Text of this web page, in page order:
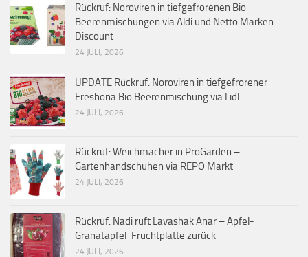
Rückruf: Noroviren in tiefgefrorenen Bio
Beerenmischungen via Aldi und Netto Marken
Discount
24 JULI, 2026
UPDATE Rückruf: Noroviren in tiefgefrorener
Freshona Bio Beerenmischung via Lidl
24 JULI, 2026
Rückruf: Weichmacher in ProGarden –
Gartenhandschuhen via REPO Markt
24 JULI, 2026
Rückruf: Nadi ruft Lavashak Anar – Apfel-
Granatapfel-Fruchtplatte zurück
24 JULI, 2026